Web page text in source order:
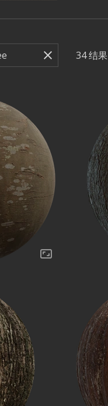
34结果